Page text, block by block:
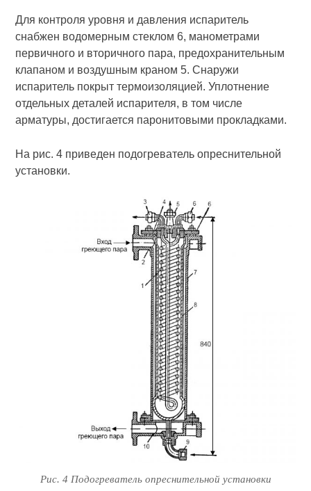
Для контроля уровня и давления испаритель
снабжен водомерным стеклом 6, манометрами
первичного и вторичного пара, предохранительным
клапаном и воздушным краном 5. Снаружи
испаритель покрыт термоизоляцией. Уплотнение
отдельных деталей испарителя, в том числе
арматуры, достигается паронитовыми прокладками.
На рис. 4 приведен подогреватель опреснительной
установки.
Рис. 4 Подогреватель опреснительной установки